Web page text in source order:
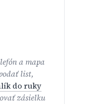
a mapa
list,
do ruky
zásielku